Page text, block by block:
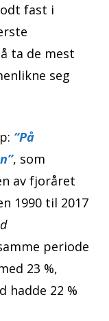
fast i
ta de mest
seg
“På
, som
av fjoråret
1990 til 2017
periode
23 %,
hadde 22 %